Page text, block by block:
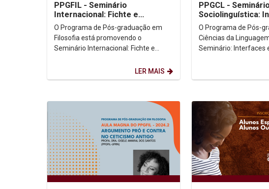
PPGFIL - Seminário
Internacional: Fichte e
Estética: Linguagem, Ética e
Metafísica
O Programa de Pós-graduação em
Filosofia está promovendo o
Seminário Internacional: Fichte e
Metafísica, ministrado pelo Prof....
LER MAIS
PPGCL -
Sociolinguística:
Variação
O Programa de Pós-
Ciências da
Seminário: Interfaces